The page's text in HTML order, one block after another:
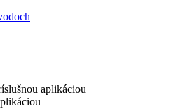
aplikáciou